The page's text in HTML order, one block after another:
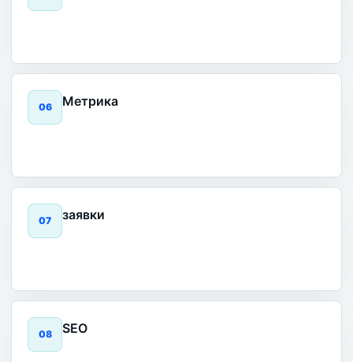
06 Метрика
07 заявки
08 SEO